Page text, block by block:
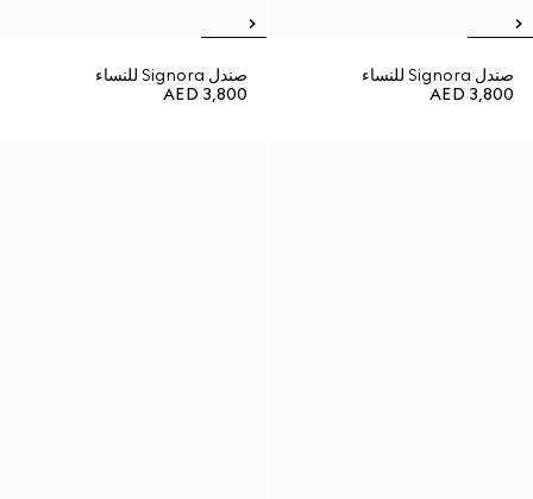
صندل Signora للنساء
AED 3,800
صندل Signora للنساء
AED 3,800